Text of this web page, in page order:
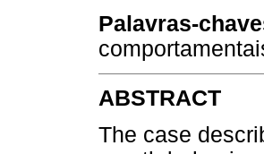
Palavras-
ABSTRACT
The case